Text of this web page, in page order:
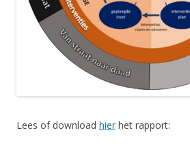
Lees of download hier het rapport: